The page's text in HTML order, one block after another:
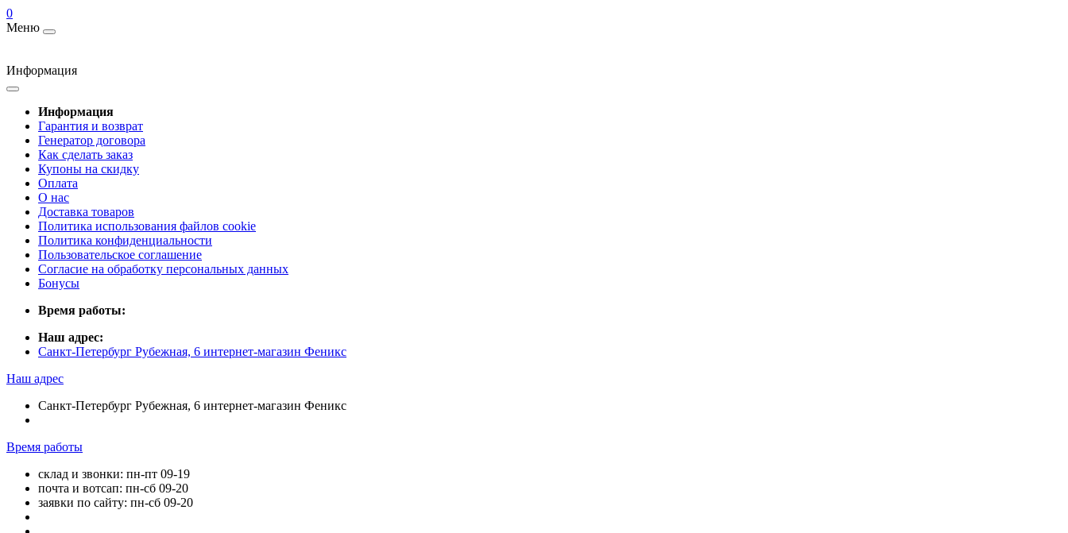
0
Меню
Информация
Информация
Гарантия и возврат
Генератор договора
Как сделать заказ
Купоны на скидку
Оплата
О нас
Доставка товаров
Политика использования файлов cookie
Политика конфиденциальности
Пользовательское соглашение
Согласие на обработку персональных данных
Бонусы
Время работы:
Наш адрес:
Санкт-Петербург Рубежная, 6 интернет-магазин Феникс
Наш адрес
Санкт-Петербург Рубежная, 6 интернет-магазин Феникс
Время работы
склад и звонки: пн-пт 09-19
почта и вотсап: пн-сб 09-20
заявки по сайту: пн-сб 09-20